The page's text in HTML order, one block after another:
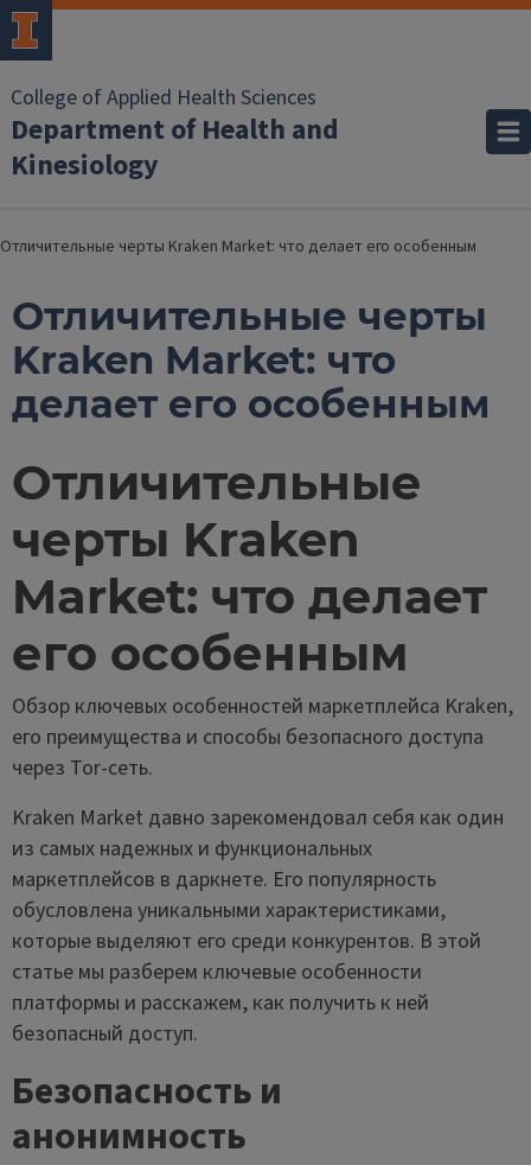
College of Applied Health Sciences
Department of Health and
Kinesiology
Отличительные черты Kraken Market: что делает его особенным
Отличительные черты
Kraken Market: что
делает его особенным
Отличительные
черты Kraken
Market: что делает
его особенным
Обзор ключевых особенностей маркетплейса Kraken,
его преимущества и способы безопасного доступа
через Tor-сеть.
Kraken Market давно зарекомендовал себя как один
из самых надежных и функциональных
маркетплейсов в даркнете. Его популярность
обусловлена уникальными характеристиками,
которые выделяют его среди конкурентов. В этой
статье мы разберем ключевые особенности
платформы и расскажем, как получить к ней
безопасный доступ.
Безопасность и
анонимность